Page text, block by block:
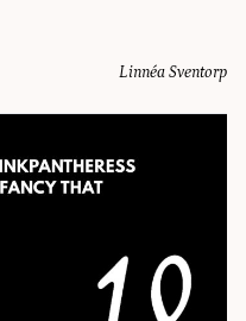
Linnéa Sventorp